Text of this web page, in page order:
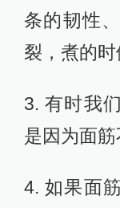
条的韧性
裂，煮的时
3. 有时我
是因为面筋
4. 如果面